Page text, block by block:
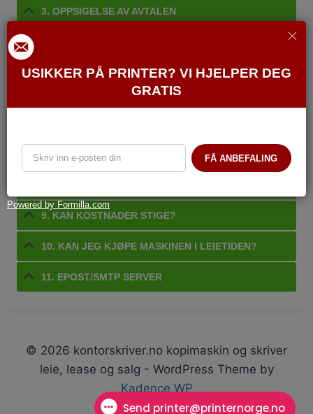
3. OPPSIGELSE AV AVTALEN
5. FRAKT, OPPSETT OG INSTALLASJON
7. KAN JEG SELV INSTALLERE
MULTIFUNKSJONSSKRIVER?
9. KAN KOSTNADER STIGE?
10. KAN JEG KJØPE MASKINEN I LEIETIDEN?
11. EPOST/SMTP SERVER
© 2026 kontorskriver.no kopimaskin og skriver
leie, lease og salg - WordPress Theme by
Kadence WP
USIKKER PÅ PRINTER? VI HJELPER DEG
GRATIS
FÅ ANBEFALING
Powered by Formilla.com